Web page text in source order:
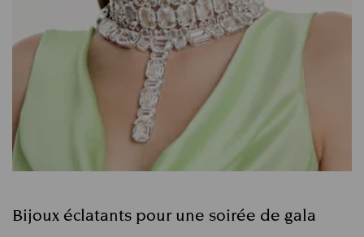
Bijoux éclatants pour une soirée de gala